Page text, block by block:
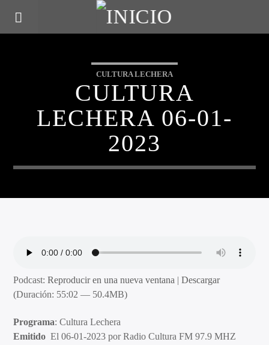
CULTURA LECHERA
CULTURA
LECHERA 06-01-
2023
Podcast:Reproducir en una nueva ventana |Descargar
(Duración: 55:02 — 50.4MB)
Programa: Cultura Lechera
EmitidoEl 06-01-2023 por Radio Cultura FM 97.9 MHZ